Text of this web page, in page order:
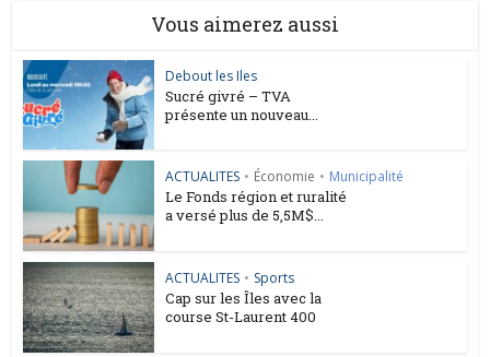
Vous aimerez aussi
Debout les Iles
Sucré givré – TVA
présente un nouveau...
ACTUALITES • Économie • Municipalité
Le Fonds région et ruralité
a versé plus de 5,5M$...
ACTUALITES • Sports
Cap sur les Îles avec la
course St-Laurent 400